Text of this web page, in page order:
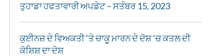
ਤੁਹਾਡਾ ਹਫਤਾਵਾਰੀ ਅਪਡੇਟ – ਸਤੰਬਰ 15, 2023
ਕੁਈਨਜ਼ ਦੇ ਵਿਅਕਤੀ ‘ਤੇ ਚਾਕੂ ਮਾਰਨ ਦੇ ਦੋਸ਼ ‘ਚ ਕਤਲ ਦੀ
ਕੋਸ਼ਿਸ਼ ਦਾ ਦੋਸ਼